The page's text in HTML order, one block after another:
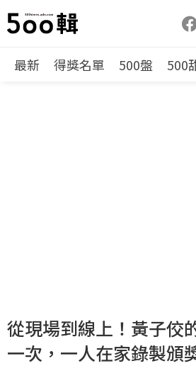
最新 得獎名單 500盤 500
從現場到線上！黃子佼
一次，一人在家錄製頒